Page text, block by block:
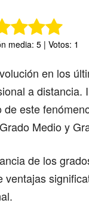
media: 5 | Votos: 1
en los
a distancia.
este
Medio y
de los